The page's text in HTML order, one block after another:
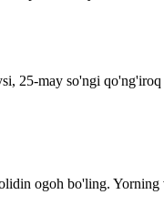
25-may so'ngi
ogoh bo'ling.